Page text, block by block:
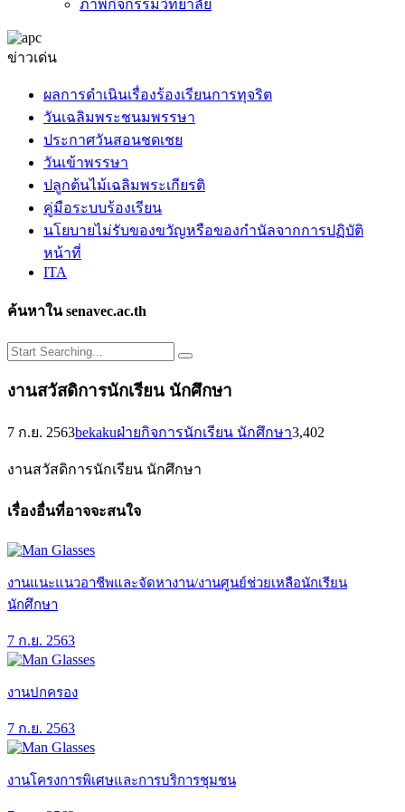
ภาพกิจกรรมวิทยาลัย
ข่าวเด่น
ผลการดำเนินเรื่องร้องเรียนการทุจริต
วันเฉลิมพระชนมพรรษา
ประกาศวันสอนชดเชย
วันเข้าพรรษา
ปลูกต้นไม้เฉลิมพระเกียรติ
คู่มือระบบร้องเรียน
นโยบายไม่รับของขวัญหรือของกำนัลจากการปฏิบัติ
หน้าที่
ITA
ค้นหาใน senavec.ac.th
งานสวัสดิการนักเรียน นักศึกษา
7 ก.ย. 2563bekakuฝ่ายกิจการนักเรียน นักศึกษา3,402
งานสวัสดิการนักเรียน นักศึกษา
เรื่องอื่นที่อาจจะสนใจ
งานแนะแนวอาชีพและจัดหางาน/งานศูนย์ช่วยเหลือนักเรียน
นักศึกษา
7 ก.ย. 2563
งานปกครอง
7 ก.ย. 2563
งานโครงการพิเศษและการบริการชุมชน